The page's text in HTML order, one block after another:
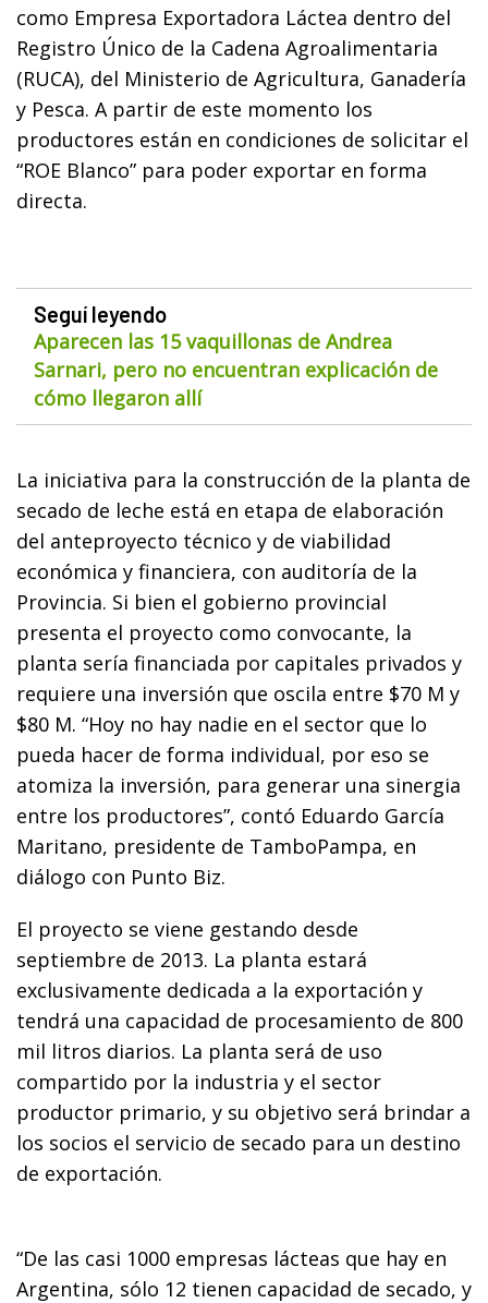
como Empresa Exportadora Láctea dentro del
Registro Único de la Cadena Agroalimentaria
(RUCA), del Ministerio de Agricultura, Ganadería
y Pesca. A partir de este momento los
productores están en condiciones de solicitar el
“ROE Blanco” para poder exportar en forma
directa.
Seguí leyendo
Aparecen las 15 vaquillonas de Andrea
Sarnari, pero no encuentran explicación de
cómo llegaron allí
La iniciativa para la construcción de la planta de
secado de leche está en etapa de elaboración
del anteproyecto técnico y de viabilidad
económica y financiera, con auditoría de la
Provincia. Si bien el gobierno provincial
presenta el proyecto como convocante, la
planta sería financiada por capitales privados y
requiere una inversión que oscila entre $70 M y
$80 M. “Hoy no hay nadie en el sector que lo
pueda hacer de forma individual, por eso se
atomiza la inversión, para generar una sinergia
entre los productores”, contó Eduardo García
Maritano, presidente de TamboPampa, en
diálogo con Punto Biz.
El proyecto se viene gestando desde
septiembre de 2013. La planta estará
exclusivamente dedicada a la exportación y
tendrá una capacidad de procesamiento de 800
mil litros diarios. La planta será de uso
compartido por la industria y el sector
productor primario, y su objetivo será brindar a
los socios el servicio de secado para un destino
de exportación.
“De las casi 1000 empresas lácteas que hay en
Argentina, sólo 12 tienen capacidad de secado, y